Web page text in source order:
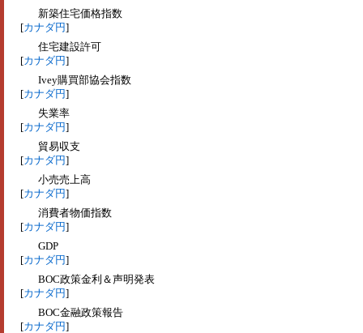
新築住宅価格指数
[カナダ円]
住宅建設許可
[カナダ円]
Ivey購買部協会指数
[カナダ円]
失業率
[カナダ円]
貿易収支
[カナダ円]
小売売上高
[カナダ円]
消費者物価指数
[カナダ円]
GDP
[カナダ円]
BOC政策金利＆声明発表
[カナダ円]
BOC金融政策報告
[カナダ円]